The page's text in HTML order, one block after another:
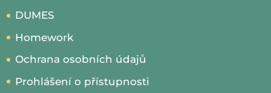
DUMES
Homework
Ochrana osobních údajů
Prohlášení o přístupnosti